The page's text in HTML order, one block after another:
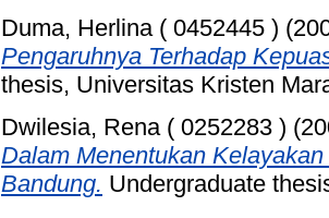
Duma, Herlina ( 0452445 )
Pengaruhnya Terhadap
thesis, Universitas Kristen
Dwilesia, Rena ( 0252283 )
Dalam Menentukan
Bandung. Undergraduate